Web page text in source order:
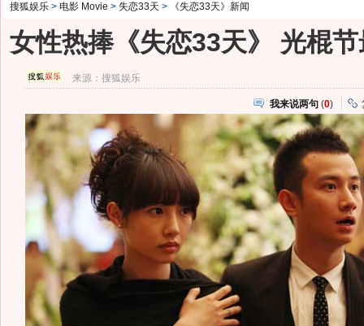
搜狐娱乐 > 电影 Movie > 失恋33天 > 《失恋33天》新闻
女性热捧《失恋33天》 光棍
来源：搜狐娱乐
我来说两句 (0)